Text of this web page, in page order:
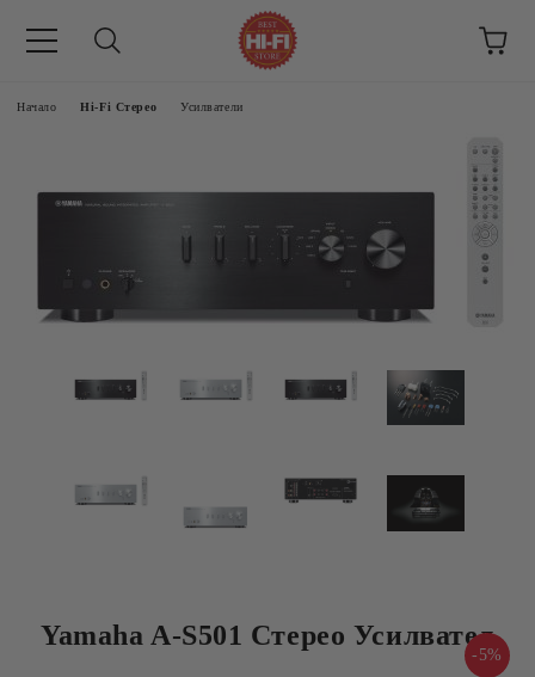
Начало Hi-Fi Стерео Усилватели
Yamaha A-S501 Стерео Усилвател
-5%